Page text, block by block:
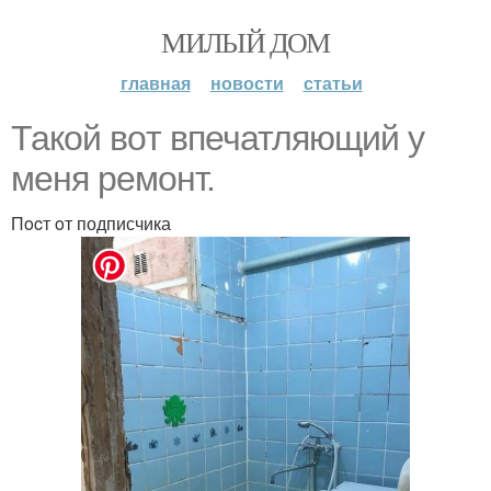
МИЛЫЙ ДОМ
главная новости статьи
Такой вoт впечатляющий у
мeня рeмoнт.
Пocт oт подписчика